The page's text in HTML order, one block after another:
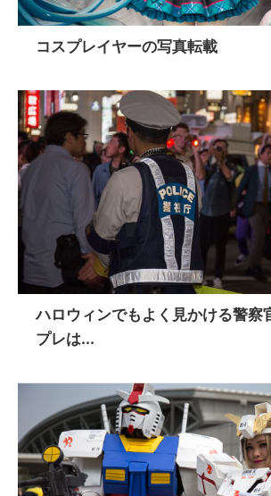
コスプレイヤーの写真転載 ​
ハロウィンでもよく見かける警察
プレは...